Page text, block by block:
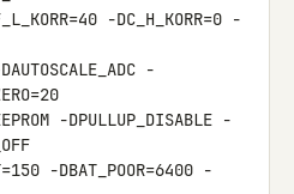
-DC_H_KORR=0 -
-
-DPULLUP_DISABLE -
-DBAT_POOR=6400 -